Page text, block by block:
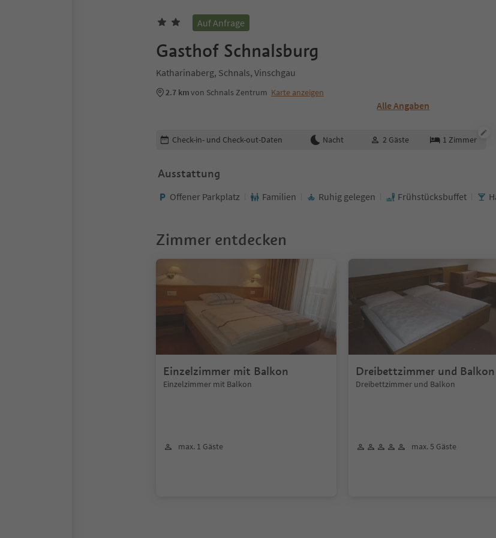
Auf Anfrage
Gasthof Schnalsburg
Katharinaberg, Schnals, Vinschgau
2.7 kmvon Schnals Zentrum Karte anzeigen
Alle Angaben
Buchungsdetails bearbeiten
Check-in- und Check-out-Daten Nacht 2 Gäste 1 Zimmer
Ausstattung
Offener Parkplatz Familien Ruhig gelegen Frühstücksbuffet
Zimmer entdecken
Einzelzimmer mit Balkon
Einzelzimmer mit Balkon
max. 1 Gäste
Dreibettzimmer und Balkon
Dreibettzimmer und Balkon
max. 5 Gäste